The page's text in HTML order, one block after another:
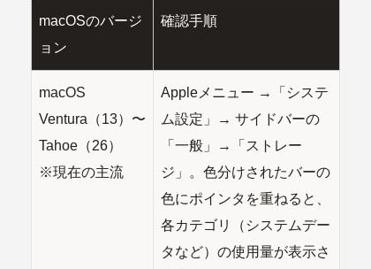
macOSのバージ
ョン
確認手順
macOS
Ventura（13）〜
Tahoe（26）
※現在の主流
Appleメニュー →「システ
ム設定」→ サイドバーの
「一般」→「ストレー
ジ」。色分けされたバーの
色にポインタを重ねる と、
各カテゴリ（システムデー
タなど）の使用量が表示さ